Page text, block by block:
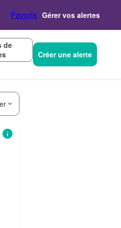
Favoris Gérer vos alertes
de
Créer une alerte